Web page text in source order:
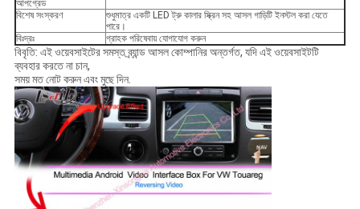
আপগ্রেড
বিশেষ সংস্করণ
শুধুমাত্র একটি LED ট্রু কালার স্ক্রিন সহ আসল গাড়িটি ইনস্টল করা যেতে
পারে।
বিঃদ্রঃ
গ্রাহক পরিষেবায় যোগাযোগ করুন
বিবৃতি: এই ওয়েবসাইটের সমস্ত ব্র্যান্ড আসল কোম্পানির অন্তর্গত, যদি এই ওয়েবসাইটটি
ব্যবহার করতে না চান,
সময় মত নোট করুন এবং মুছে দিন.